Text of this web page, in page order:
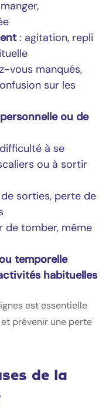
: agitation, repli
vous manqués,
sur les
ou de
à se
ou à sortir
sorties, perte de
de tomber, même
temporelle
habituelles
est essentielle
prévenir une perte
de la